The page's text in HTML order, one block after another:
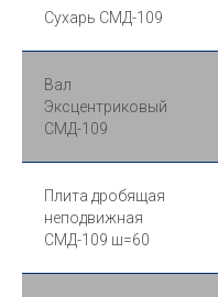
Сухарь СМД-109
Вал
Эксцентриковый
СМД-109
Плита дробящая
неподвижная
СМД-109 ш=60